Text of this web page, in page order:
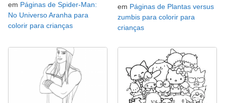
em Páginas de Spider-Man:
No Universo Aranha para
colorir para crianças
em Páginas de Plantas versus
zumbis para colorir para
crianças